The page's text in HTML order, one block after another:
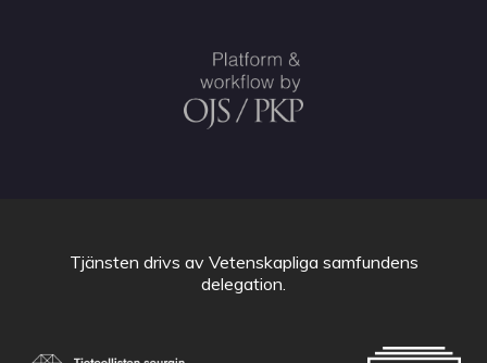
Tjänsten drivs av Vetenskapliga samfundens
delegation.